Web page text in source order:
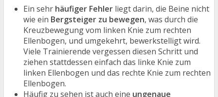
Ein sehr häufiger Fehler liegt darin, die Beine nicht
wie ein Bergsteiger zu bewegen, was durch die
Kreuzbewegung vom linken Knie zum rechten
Ellenbogen, und umgekehrt, bewerkstelligt wird.
Viele Trainierende vergessen diesen Schritt und
ziehen stattdessen einfach das linke Knie zum
linken Ellenbogen und das rechte Knie zum rechten
Ellenbogen.
Häufig zu sehen ist auch eine ungenaue